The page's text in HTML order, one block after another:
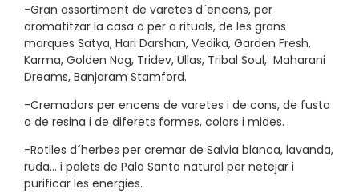
-Gran assortiment de varetes d´encens, per
aromatitzar la casa o per a rituals, de les grans
marques Satya, Hari Darshan, Vedika, Garden Fresh,
Karma, Golden Nag, Tridev, Ullas, Tribal Soul, Maharani
Dreams, Banjaram Stamford.
-Cremadors per encens de varetes i de cons, de fusta
o de resina i de diferets formes, colors i mides.
-Rotlles d´herbes per cremar de Salvia blanca, lavanda,
ruda… i palets de Palo Santo natural per netejar i
purificar les energies.